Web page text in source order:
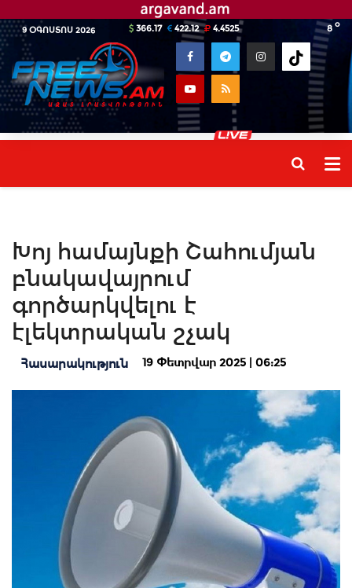
9 ՕԳՈՍՏՈՍ 2026 8 o
366.17 422.12 4.4525
Խոյ համայնքի Շահումյան
բնակավայրում
գործարկվելու է
էլեկտրական շչակ
Հասարակություն 19 Փետրվար 2025 | 06:25